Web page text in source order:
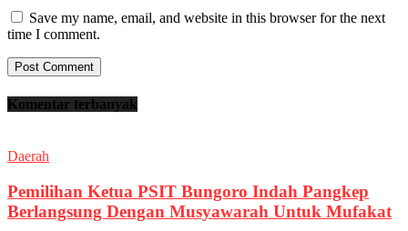
Save my name, email, and website in this browser for the next
time I comment.
Komentar terbanyak
Daerah
Pemilihan Ketua PSIT Bungoro Indah Pangkep
Berlangsung Dengan Musyawarah Untuk Mufakat